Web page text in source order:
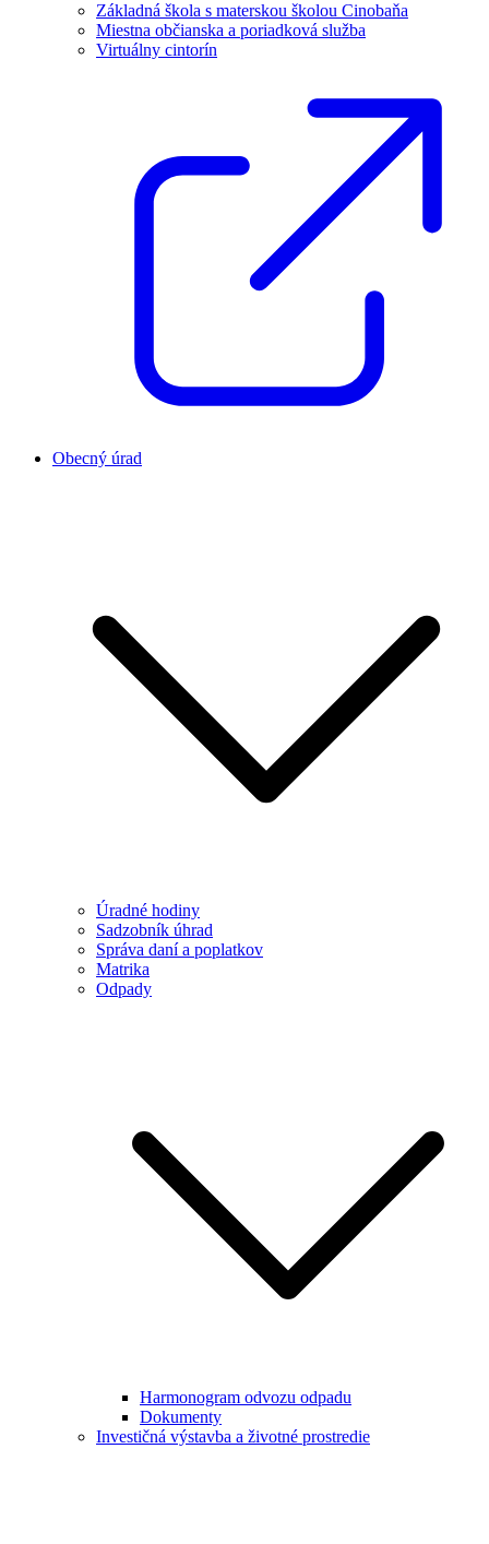
Základná škola s materskou školou Cinobaňa
Miestna občianska a poriadková služba
Virtuálny cintorín
Obecný úrad
Úradné hodiny
Sadzobník úhrad
Správa daní a poplatkov
Matrika
Odpady
Harmonogram odvozu odpadu
Dokumenty
Investičná výstavba a životné prostredie